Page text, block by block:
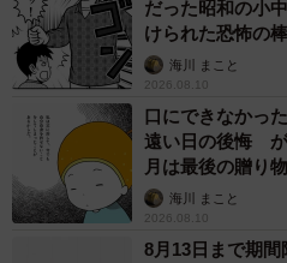
だった昭和の小
けられた恐怖の
海川 まこと
2026.08.10
口にできなかっ
遠い日の後悔 が
月は最後の贈り
海川 まこと
2026.08.10
8月13日まで期